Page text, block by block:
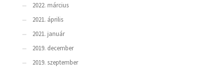
2022. március
2021. április
2021. január
2019. december
2019. szeptember